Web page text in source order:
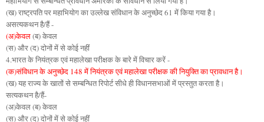
(ख) राष्ट्रपति पर महाभियोग का उल्लेख संविधान के अनुच्छेद 61 में किया गया है।
असत्यकथन है/हैं -
(अ)केवल(ब) केवल
(स) और (द) दोनों में से कोई नहीं
4.भारत के नियंत्रक एवं महालेखा परीक्षक के बारे में विचार करें -
(क)संविधान के अनुच्छेद 148 में नियंत्रक एवं महालेखा परीक्षक की नियुक्ति का प्रावधान है।
(ख) यह राज्य के खातों से सम्बन्धित रिपोर्ट सीधे ही विधानसभाओं में प्रस्तुत करता है।
सत्यकथन है/हैं-
(अ)केवल (ब) केवल
(स) और (द) दोनों में से कोई नहीं